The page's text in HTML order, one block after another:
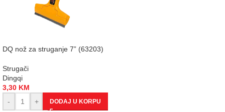
DQ nož za struganje 7” (63203)
Strugači
Dingqi
3,30 KM
-
+ DODAJ U KORPU